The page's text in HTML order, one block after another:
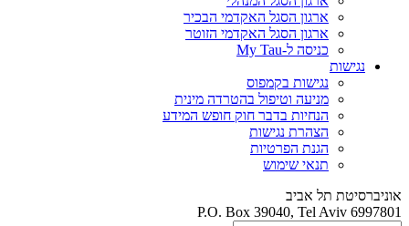
ארגון הסגל האקדמי הבכיר
ארגון הסגל האקדמי הזוטר
כניסה ל-My Tau
נגישות
נגישות בקמפוס
מניעה וטיפול בהטרדה מינית
הנחיות בדבר חוק חופש המידע
הצהרת נגישות
הגנת הפרטיות
תנאי שימוש
אוניברסיטת תל אביב
P.O. Box 39040, Tel Aviv 6997801